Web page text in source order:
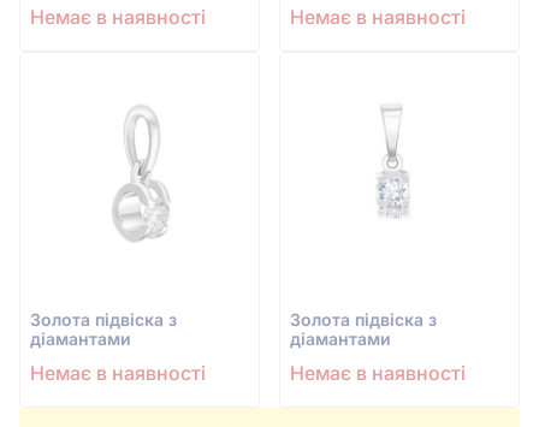
Немає в наявності Немає в наявності
Золота підвіска з
діамантами
Немає в наявності
Золота підвіска з
діамантами
Немає в наявності